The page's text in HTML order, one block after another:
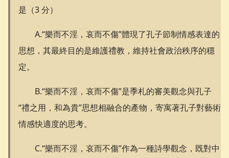
是（3 分）
A.“樂而不淫，哀而不傷”體現了孔子節制情感表達的
思想，其最終目的是維護禮教，維持社會政治秩序的穩
定。
B.“樂而不淫，哀而不傷”是季札的審美觀念與孔子
“禮之用，和為貴”思想相融合的產物，寄寓著孔子對藝術
情感快適度的思考。
C.“樂而不淫，哀而不傷”作為一種詩學觀念，既對中